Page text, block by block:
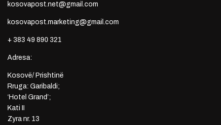
kosovapost.net@gmail.com
kosovapost.marketing@gmail.com
+ 383 49 890 321
Adresa:
Kosovë/ Prishtinë
Rruga: Garibaldi;
‘Hotel Grand’;
Kati II
Zyra nr. 13